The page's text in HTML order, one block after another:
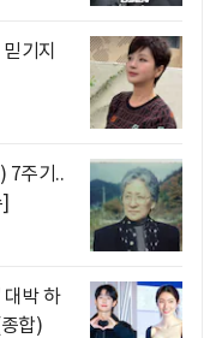
기지
7주기..
박 하
합)